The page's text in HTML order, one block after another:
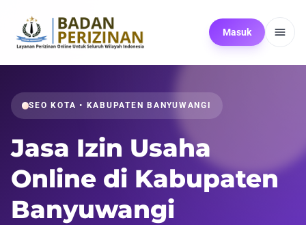
Masuk
SEO KOTA • KABUPATEN BANYUWANGI
Jasa Izin Usaha
Online di Kabupaten
Banyuwangi